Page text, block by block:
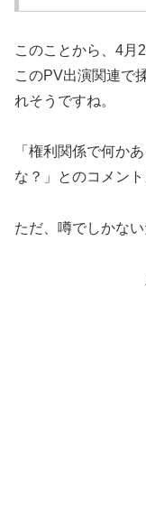
このことから、4月
このPV出演関連で
れそうですね。
「権利関係で何か
な？」とのコメン
ただ、噂でしかな